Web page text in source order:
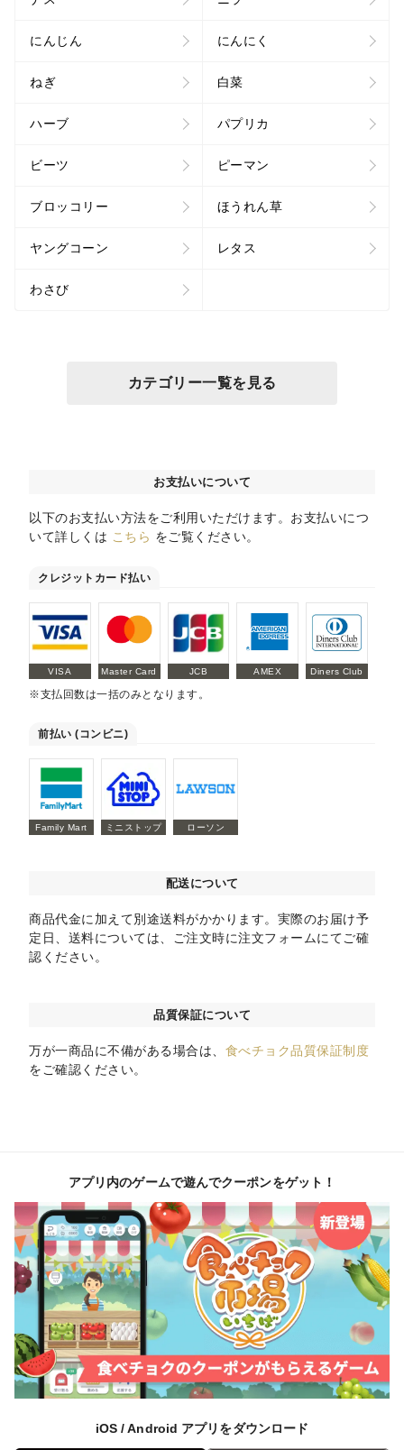
にんじん にんにく
ねぎ 白菜
ハーブ パプリカ
ビーツ ピーマン
ブロッコリー ほうれん草
ヤングコーン レタス
わさび
カテゴリー一覧を見る
お支払いについて
以下のお支払い方法をご利用いただけます。お支払いにつ
いて詳しくは こちら をご覧ください。
クレジットカード払い
VISA Master Card JCB AMEX Diners Club
※支払回数は一括のみとなります。
前払い (コンビニ)
Family Mart ミニストップ ローソン
配送について
商品代金に加えて別途送料がかかります。実際のお届け予
定日、送料については、ご注文時に注文フォームにてご確
認ください。
品質保証について
万が一商品に不備がある場合は、 食べチョク品質保証制度
をご確認ください。
アプリ内のゲームで遊んでクーポンをゲット！
iOS / Android アプリをダウンロード